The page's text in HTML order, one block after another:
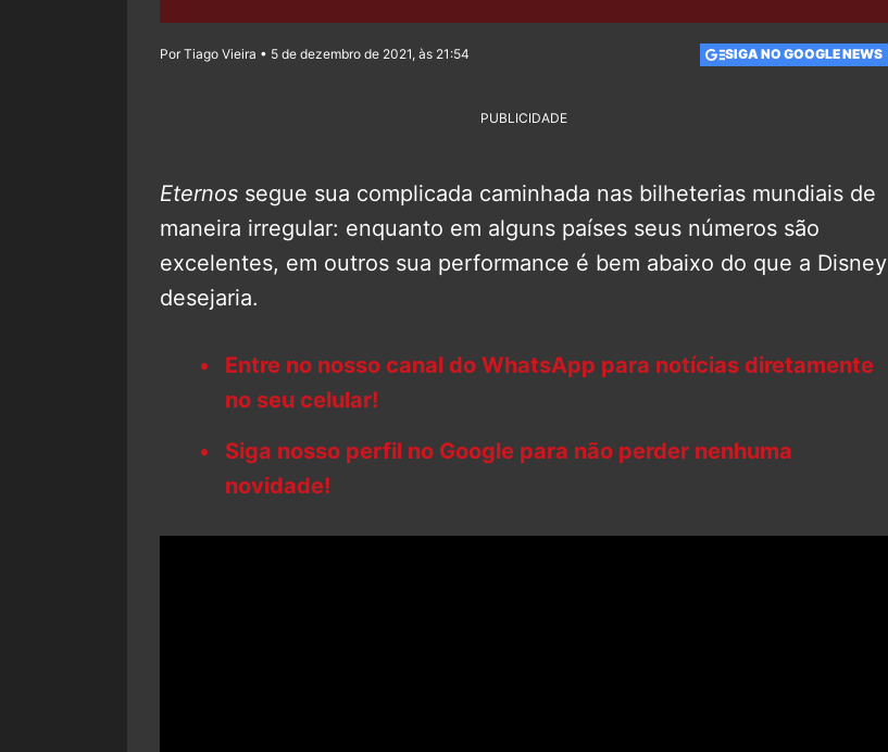
Por Tiago Vieira • 5 de dezembro de 2021, às 21:54 SIGA NO GOOGLE NEWS
PUBLICIDADE
Eternos segue sua complicada caminhada nas bilheterias mundiais de
maneira irregular: enquanto em alguns países seus números são
excelentes, em outros sua performance é bem abaixo do que a Disney
desejaria.
Entre no nosso canal do WhatsApp para notícias diretamente
no seu celular!
Siga nosso perfil no Google para não perder nenhuma
novidade!